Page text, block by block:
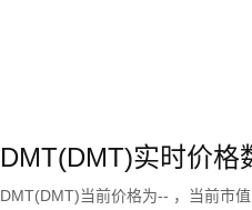
DMT(DMT)实时价格
DMT(DMT)当前价格为-- ，当前市